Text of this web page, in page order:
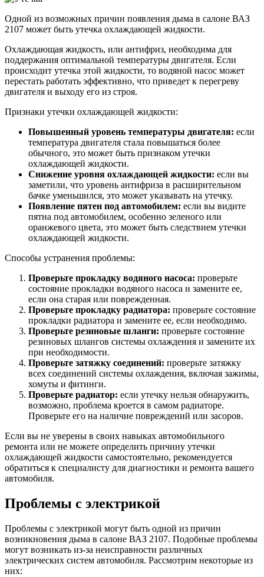
Одной из возможных причин появления дыма в салоне ВАЗ
2107 может быть утечка охлаждающей жидкости.
Охлаждающая жидкость, или антифриз, необходима для
поддержания оптимальной температуры двигателя. Если
происходит утечка этой жидкости, то водяной насос может
перестать работать эффективно, что приведет к перегреву
двигателя и выходу его из строя.
Признаки утечки охлаждающей жидкости:
Повышенный уровень температуры двигателя: если
температура двигателя стала повышаться более
обычного, это может быть признаком утечки
охлаждающей жидкости.
Снижение уровня охлаждающей жидкости: если вы
заметили, что уровень антифриза в расширительном
бачке уменьшился, это может указывать на утечку.
Появление пятен под автомобилем: если вы видите
пятна под автомобилем, особенно зеленого или
оранжевого цвета, это может быть следствием утечки
охлаждающей жидкости.
Способы устранения проблемы:
Проверьте прокладку водяного насоса: проверьте
состояние прокладки водяного насоса и замените ее,
если она старая или поврежденная.
Проверьте прокладку радиатора: проверьте состояние
прокладки радиатора и замените ее, если необходимо.
Проверьте резиновые шланги: проверьте состояние
резиновых шлангов системы охлаждения и замените их
при необходимости.
Проверьте затяжку соединений: проверьте затяжку
всех соединений системы охлаждения, включая зажимы,
хомуты и фитинги.
Проверьте радиатор: если утечку нельзя обнаружить,
возможно, проблема кроется в самом радиаторе.
Проверьте его на наличие повреждений или засоров.
Если вы не уверены в своих навыках автомобильного
ремонта или не можете определить причину утечки
охлаждающей жидкости самостоятельно, рекомендуется
обратиться к специалисту для диагностики и ремонта вашего
автомобиля.
Проблемы с электрикой
Проблемы с электрикой могут быть одной из причин
возникновения дыма в салоне ВАЗ 2107. Подобные проблемы
могут возникать из-за неисправности различных
электрических систем автомобиля. Рассмотрим некоторые из
них: